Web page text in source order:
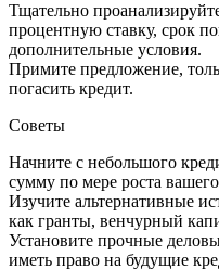
Тщательно
процентную ставку, срок
дополнительные условия.
Примите предложение,
погасить кредит.
Советы
Начните с небольшого
сумму по мере роста
Изучите альтернативные
как гранты, венчурный
Установите прочные
иметь право на будущие